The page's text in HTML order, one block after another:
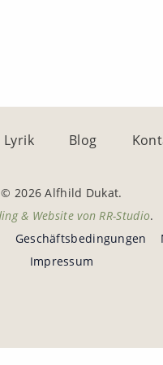
Lyrik Blog
© 2026 Alfhild Dukat.
& Website von RR-Studio.
Geschäftsbedingungen
Impressum